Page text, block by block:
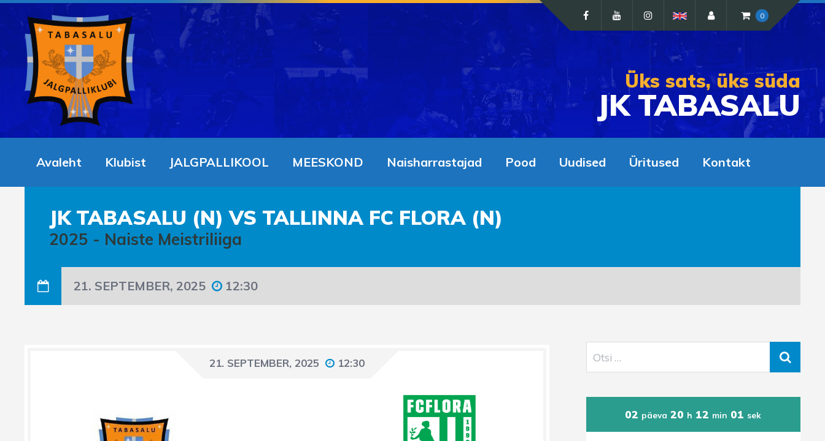
Üks sats, üks süda
JK TABASALU
0
Avaleht Klubist JALGPALLIKOOL MEESKOND Naisharrastajad Pood Uudised Üritused Kontakt
JK TABASALU (N) VS TALLINNA FC FLORA (N)
2025 - Naiste Meistriliiga
21. SEPTEMBER, 2025 12:30
21. SEPTEMBER, 2025 12:30
02 päeva 20 h 12 min 00 sek